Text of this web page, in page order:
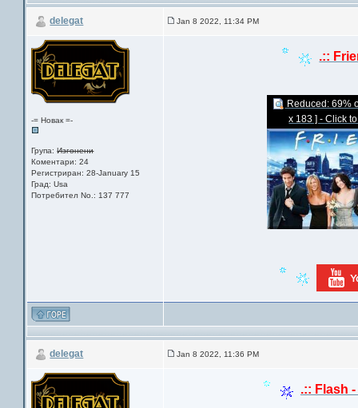
delegat Jan 8 2022, 11:34 PM
-= Новак =-
Група:Изгонени
Коментари: 24
Регистриран: 28-January 15
Град: Usa
Потребител No.: 137 777
.::
Reduced: 69%
x 183 ] - Click
delegat Jan 8 2022, 11:36 PM
.:: Flash